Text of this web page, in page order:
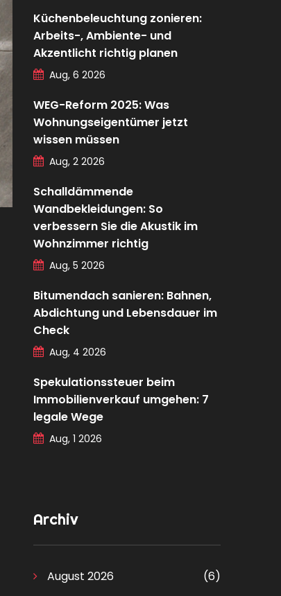
Küchenbeleuchtung zonieren:
Arbeits-, Ambiente- und
Akzentlicht richtig planen
Aug, 6 2026
WEG-Reform 2025: Was
Wohnungseigentümer jetzt
wissen müssen
Aug, 2 2026
Schalldämmende
Wandbekleidungen: So
verbessern Sie die Akustik im
Wohnzimmer richtig
Aug, 5 2026
Bitumendach sanieren: Bahnen,
Abdichtung und Lebensdauer im
Check
Aug, 4 2026
Spekulationssteuer beim
Immobilienverkauf umgehen: 7
legale Wege
Aug, 1 2026
Archiv
August 2026 (6)